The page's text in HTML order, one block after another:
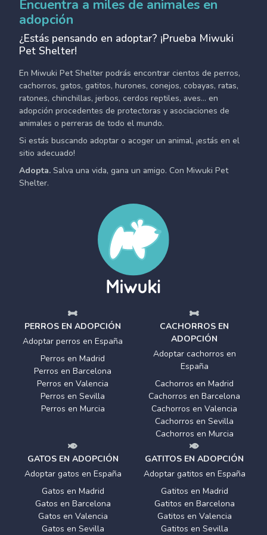
Encuentra a miles de animales en
adopción
¿Estás pensando en adoptar? ¡Prueba Miwuki
Pet Shelter!
En Miwuki Pet Shelter podrás encontrar cientos de perros,
cachorros, gatos, gatitos, hurones, conejos, cobayas, ratas,
ratones, chinchillas, jerbos, cerdos reptiles, aves... en
adopción procedentes de protectoras y asociaciones de
animales o perreras de todo el mundo.
Si estás buscando adoptar o acoger un animal, ¡estás en el
sitio adecuado!
Adopta. Salva una vida, gana un amigo. Con Miwuki Pet
Shelter.
PERROS EN ADOPCIÓN
Adoptar perros en España
Perros en Madrid
Perros en Barcelona
Perros en Valencia
Perros en Sevilla
Perros en Murcia
CACHORROS EN
ADOPCIÓN
Adoptar cachorros en
España
Cachorros en Madrid
Cachorros en Barcelona
Cachorros en Valencia
Cachorros en Sevilla
Cachorros en Murcia
GATOS EN ADOPCIÓN
Adoptar gatos en España
Gatos en Madrid
Gatos en Barcelona
Gatos en Valencia
Gatos en Sevilla
GATITOS EN ADOPCIÓN
Adoptar gatitos en España
Gatitos en Madrid
Gatitos en Barcelona
Gatitos en Valencia
Gatitos en Sevilla